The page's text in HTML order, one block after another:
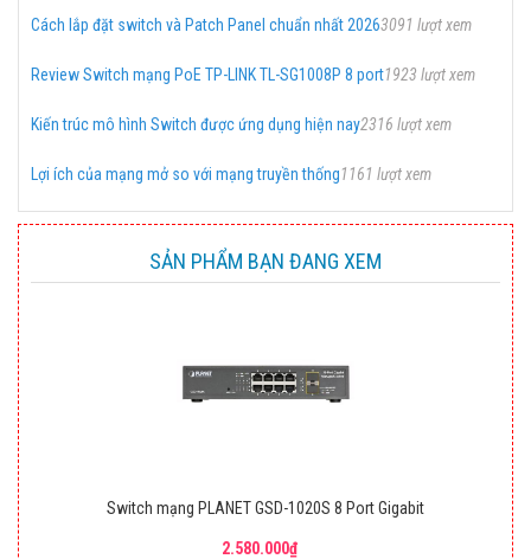
Cách lắp đặt switch và Patch Panel chuẩn nhất 20263091 lượt xem
Review Switch mạng PoE TP-LINK TL-SG1008P 8 port1923 lượt xem
Kiến trúc mô hình Switch được ứng dụng hiện nay2316 lượt xem
Lợi ích của mạng mở so với mạng truyền thống1161 lượt xem
SẢN PHẨM BẠN ĐANG XEM
Switch mạng PLANET GSD-1020S 8 Port Gigabit
2.580.000₫